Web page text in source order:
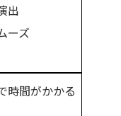
出
ーズ
時間がかかる